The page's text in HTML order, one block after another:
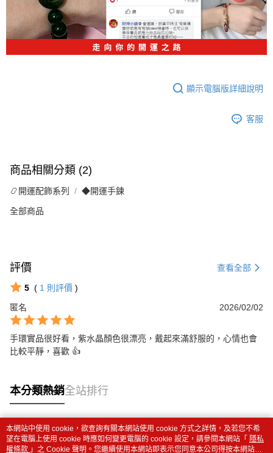
顯示電腦版詳細說明
客服
商品相關分類 (2)
📿開運配飾系列 ◆開運手鍊
全部商品
評價 查看全部
5 ( 1 則評價 )
匿名
2026/02/02
手環實品很好看，紫水晶顏色很漂亮，戴起來滿舒服的，心情也會
比較平靜，喜歡 👍
本分類熱銷全站排行
熱門標籤
本網站中使用 cookie，欲查詢有關本網站使用 cookie 方式之詳情，及若您不希
望在電腦上使用 cookie 時應如何變更電腦的 cookie 設定，請參閱本網站「 隱私
權條款 」之 Cookie 聲明。您繼續使用本網站即表示您同意本公司得按本網站使